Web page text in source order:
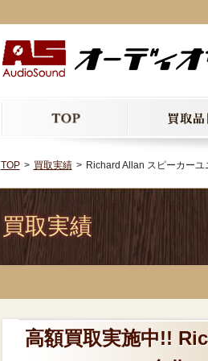
TOP 買取実績 Richard Allan スピーカ
買取実績
高額買取実施中!!